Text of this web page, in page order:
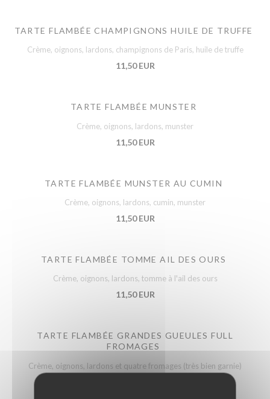
TARTE FLAMBÉE CHAMPIGNONS HUILE DE TRUFFE
Crème, oignons, lardons, champignons de Paris, huile de truffe
11,50 EUR
TARTE FLAMBÉE MUNSTER
Crème, oignons, lardons, munster
11,50 EUR
TARTE FLAMBÉE MUNSTER AU CUMIN
Crème, oignons, lardons, cumin, munster
11,50 EUR
TARTE FLAMBÉE TOMME AIL DES OURS
Crème, oignons, lardons, tomme à l'ail des ours
11,50 EUR
TARTE FLAMBÉE GRANDES GUEULES FULL
FROMAGES
Crème, oignons, lardons et quatre fromages (très bien garnie)